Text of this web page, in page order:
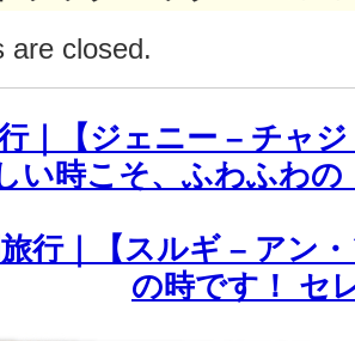
人
気
の
密
♪
は
are closed.
｜【ジェニー – チャ
い時こそ、ふわふわ
行｜【スルギ – アン
の時です！ セ